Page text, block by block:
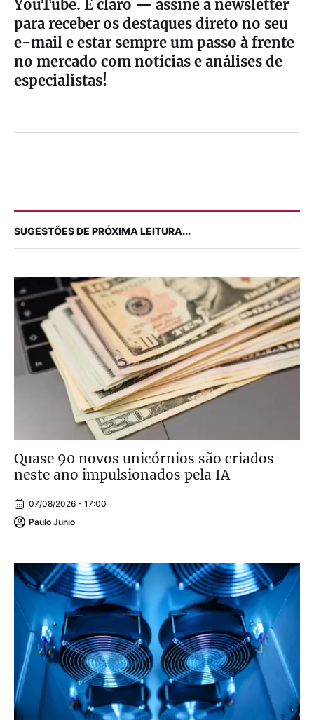
YouTube. E claro — assine a newsletter
para receber os destaques direto no seu
e-mail e estar sempre um passo à frente
no mercado com notícias e análises de
especialistas!
SUGESTÕES DE PRÓXIMA LEITURA...
Quase 90 novos unicórnios são criados
neste ano impulsionados pela IA
07/08/2026 - 17:00
Paulo Junio